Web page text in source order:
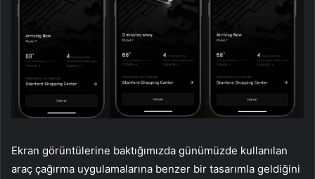
Ekran görüntülerine baktığımızda günümüzde kullanılan
araç çağırma uygulamalarına benzer bir tasarımla geldiğini